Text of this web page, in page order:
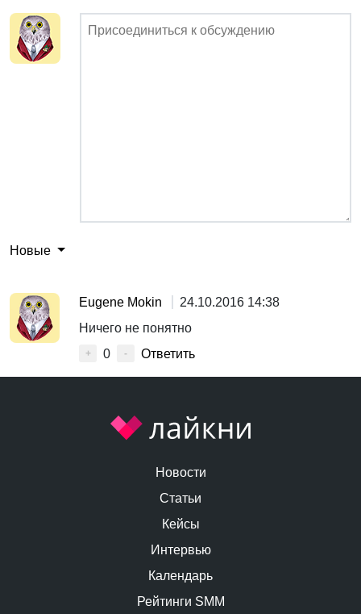
Новые
Eugene Mokin
24.10.2016 14:38
Ничего не понятно
+ 0 - Ответить
Новости
Статьи
Кейсы
Интервью
Календарь
Рейтинги SMM